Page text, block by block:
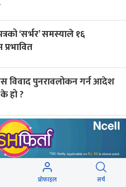
‘सर्भर’ समस्याले १६
विवाद पुनरावलोकन गर्न आदेश
हो ?
प्रोफाइल सर्च